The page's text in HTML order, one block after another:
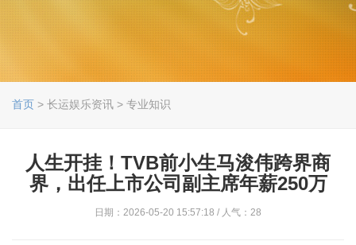
首页 > 长运娱乐资讯 > 专业知识
人生开挂！TVB前小生马浚伟跨界商
界，出任上市公司副主席年薪250万
日期：2026-05-20 15:57:18 / 人气：28